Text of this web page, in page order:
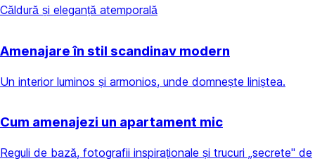
Căldură și eleganță atemporală
Amenajare în stil scandinav modern
Un interior luminos și armonios, unde domnește liniștea.
Cum amenajezi un apartament mic
Reguli de bază, fotografii inspiraționale și trucuri „secrete" de